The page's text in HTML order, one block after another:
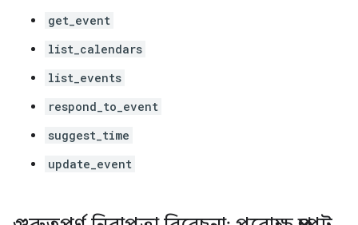
get_event
list_calendars
list_events
respond_to_event
suggest_time
update_event